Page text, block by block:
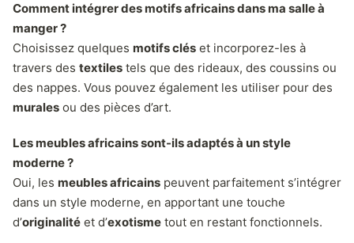
Comment intégrer des motifs africains dans ma salle à
manger ?
Choisissez quelques motifs clés et incorporez-les à
travers des textiles tels que des rideaux, des coussins ou
des nappes. Vous pouvez également les utiliser pour des
murales ou des pièces d’art.
Les meubles africains sont-ils adaptés à un style
moderne ?
Oui, les meubles africains peuvent parfaitement s’intégrer
dans un style moderne, en apportant une touche
d’originalité et d’exotisme tout en restant fonctionnels.